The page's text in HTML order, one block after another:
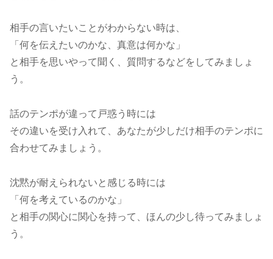
相手の言いたいことがわからない時は、
「何を伝えたいのかな、真意は何かな」
と相手を思いやって聞く、質問するなどをしてみましょ
う。
話のテンポが違って戸惑う時には
その違いを受け入れて、あなたが少しだけ相手のテンポに
合わせてみましょう。
沈黙が耐えられないと感じる時には
「何を考えているのかな」
と相手の関心に関心を持って、ほんの少し待ってみましょ
う。